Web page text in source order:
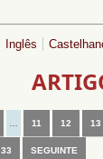
Inglês
11 12 13
33 SEGUINTE